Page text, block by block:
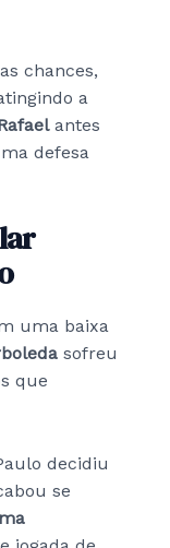
chances,
a
antes
defesa
uma baixa
sofreu
que
decidiu
se